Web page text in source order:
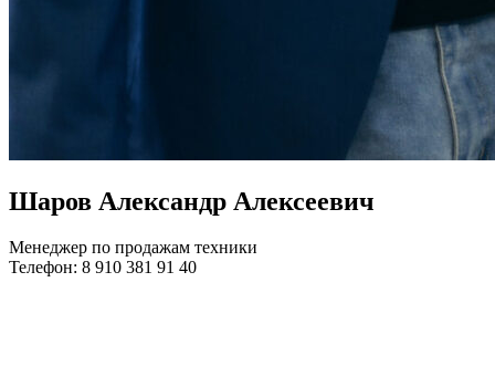
Шаров Александр Алексеевич
Менеджер по продажам техники
Телефон: 8 910 381 91 40